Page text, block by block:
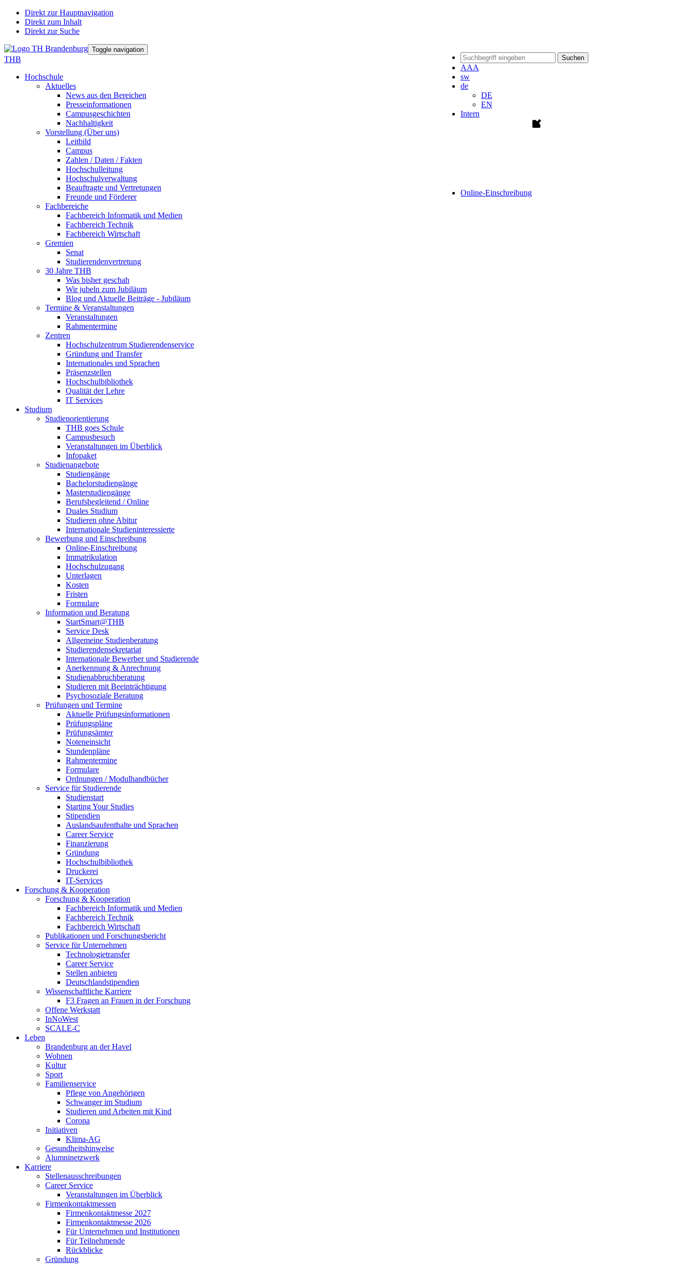
Direkt zur Hauptnavigation
Direkt zum Inhalt
Direkt zur Suche
Suchen
AAA
sw
de
DE
EN
Intern
Online-Einschreibung
Toggle navigation
THB
Hochschule
Aktuelles
News aus den Bereichen
Presseinformationen
Campusgeschichten
Nachhaltigkeit
Vorstellung (Über uns)
Leitbild
Campus
Zahlen / Daten / Fakten
Hochschulleitung
Hochschulverwaltung
Beauftragte und Vertretungen
Freunde und Förderer
Fachbereiche
Fachbereich Informatik und Medien
Fachbereich Technik
Fachbereich Wirtschaft
Gremien
Senat
Studierendenvertretung
30 Jahre THB
Was bisher geschah
Wir jubeln zum Jubiläum
Blog und Aktuelle Beiträge - Jubiläum
Termine & Veranstaltungen
Veranstaltungen
Rahmentermine
Zentren
Hochschulzentrum Studierendenservice
Gründung und Transfer
Internationales und Sprachen
Präsenzstellen
Hochschulbibliothek
Qualität der Lehre
IT Services
Studium
Studienorientierung
THB goes Schule
Campusbesuch
Veranstaltungen im Überblick
Infopaket
Studienangebote
Studiengänge
Bachelorstudiengänge
Masterstudiengänge
Berufsbegleitend / Online
Duales Studium
Studieren ohne Abitur
Internationale Studieninteressierte
Bewerbung und Einschreibung
Online-Einschreibung
Immatrikulation
Hochschulzugang
Unterlagen
Kosten
Fristen
Formulare
Information und Beratung
StartSmart@THB
Service Desk
Allgemeine Studienberatung
Studierendensekretariat
Internationale Bewerber und Studierende
Anerkennung & Anrechnung
Studienabbruchberatung
Studieren mit Beeinträchtigung
Psychosoziale Beratung
Prüfungen und Termine
Aktuelle Prüfungsinformationen
Prüfungspläne
Prüfungsämter
Noteneinsicht
Stundenpläne
Rahmentermine
Formulare
Ordnungen / Modulhandbücher
Service für Studierende
Studienstart
Starting Your Studies
Stipendien
Auslandsaufenthalte und Sprachen
Career Service
Finanzierung
Gründung
Hochschulbibliothek
Druckerei
IT-Services
Forschung & Kooperation
Forschung & Kooperation
Fachbereich Informatik und Medien
Fachbereich Technik
Fachbereich Wirtschaft
Publikationen und Forschungsbericht
Service für Unternehmen
Technologietransfer
Career Service
Stellen anbieten
Deutschlandstipendien
Wissenschaftliche Karriere
F3 Fragen an Frauen in der Forschung
Offene Werkstatt
InNoWest
SCALE-C
Leben
Brandenburg an der Havel
Wohnen
Kultur
Sport
Familienservice
Pflege von Angehörigen
Schwanger im Studium
Studieren und Arbeiten mit Kind
Corona
Initiativen
Klima-AG
Gesundheitshinweise
Alumninetzwerk
Karriere
Stellenausschreibungen
Career Service
Veranstaltungen im Überblick
Firmenkontaktmessen
Firmenkontaktmesse 2027
Firmenkontaktmesse 2026
Für Unternehmen und Institutionen
Für Teilnehmende
Rückblicke
Gründung